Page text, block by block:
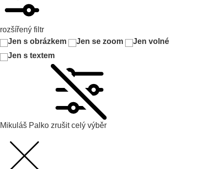
rozšířený filtr
Jen s obrázkem
Jen se zoom
Jen volné
Jen s textem
Mikuláš Palko zrušit celý výběr